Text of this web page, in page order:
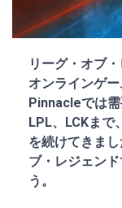
リーグ・オブ
オンラインゲ
Pinnacleでは需
LPL、LCKまで
を続けてきま
ブ・レジェン
う。